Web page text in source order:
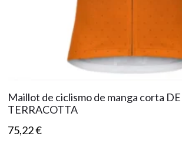
Maillot de ciclismo de manga corta
TERRACOTTA
75,22€